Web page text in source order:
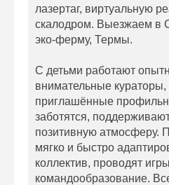
лазертаг, виртуальную
скалодром. Выезжаем в
эко-ферму, Термы.
С детьми работают
внимательные кураторы,
приглашённые
заботятся,
позитивную атмосферу.
мягко и быстро
коллектив, проводят
командообразование.